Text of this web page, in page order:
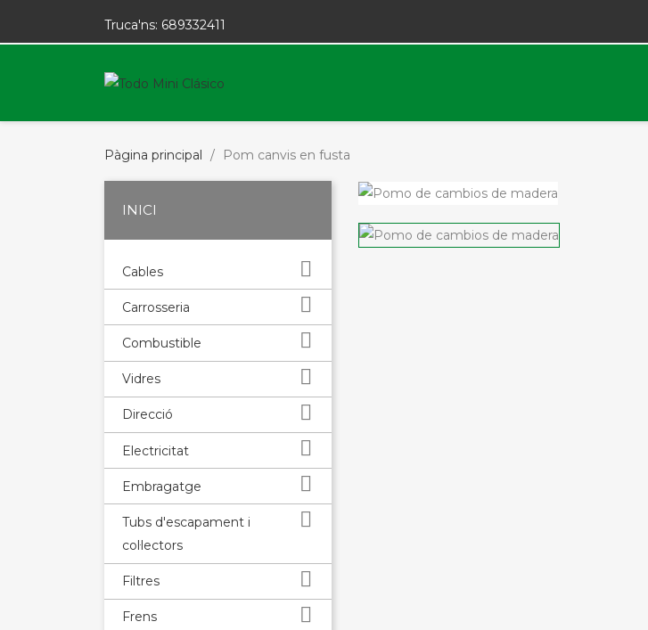
Truca'ns: 689332411
Pàgina principal Pom canvis en fusta
INICI
Cables 
Carrosseria 
Combustible 
Vidres 
Direcció 
Electricitat 
Embragatge 
Tubs d'escapament i
col·lectors

Filtres 
Frens 